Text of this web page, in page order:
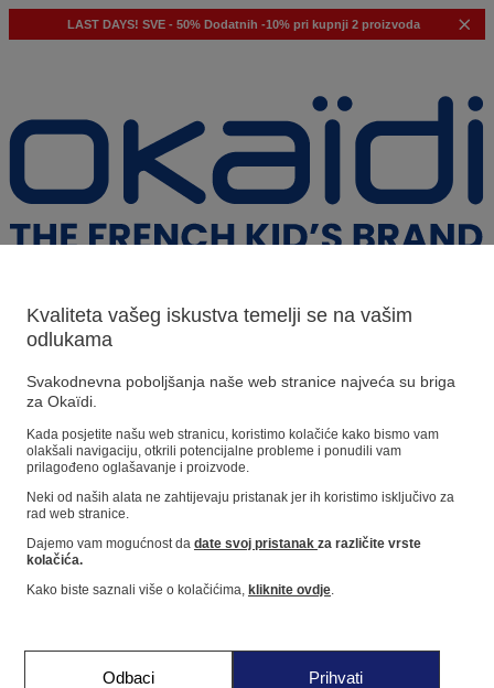
LAST DAYS! SVE - 50% Dodatnih -10% pri kupnji 2 proizvoda
Naši prijedlozi
Predloženi proizvodi
Pogledajte sve proizvode
Dućan
Kvaliteta vašeg iskustva temelji se na vašim
odlukama
Svakodnevna poboljšanja naše web stranice najveća su briga
za Okaïdi.
Kada posjetite našu web stranicu, koristimo kolačiće kako bismo vam
olakšali navigaciju, otkrili potencijalne probleme i ponudili vam
prilagođeno oglašavanje i proizvode.
Neki od naših alata ne zahtijevaju pristanak jer ih koristimo isključivo za
rad web stranice.
Dajemo vam mogućnost da date svoj pristanak za različite vrste
kolačića.
Kako biste saznali više o kolačićima, kliknite ovdje.
Odbaci Prihvati